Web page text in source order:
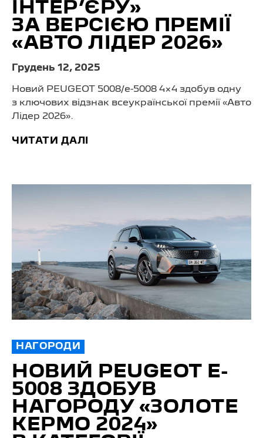
ІНТЕР’ЄРУ»
ЗА ВЕРСІЄЮ ПРЕМІЇ
«АВТО ЛІДЕР 2026»
Грудень 12, 2025
Новий PEUGEOT 5008/e-5008 4×4 здобув одну
з ключових відзнак всеукраїнської премії «Авто
Лідер 2026».
ЧИТАТИ ДАЛІ
НАГОРОДИ
НОВИЙ PEUGEOT E-
5008 ЗДОБУВ
НАГОРОДУ «ЗОЛОТЕ
КЕРМО 2024»